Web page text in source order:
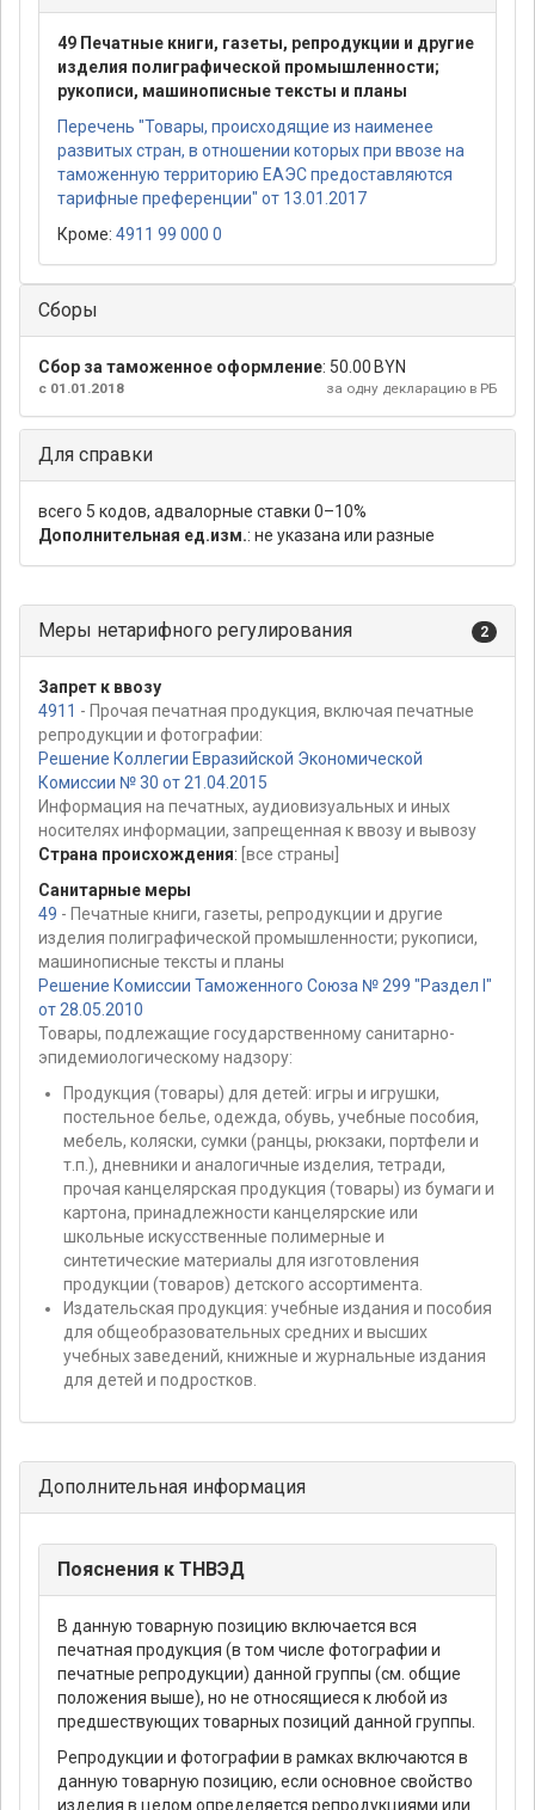
49 Печатные книги, газеты, репродукции и другие
изделия полиграфической промышленности;
рукописи, машинописные тексты и планы
Перечень "Товары, происходящие из наименее
развитых стран, в отношении которых при ввозе на
таможенную территорию ЕАЭС предоставляются
тарифные преференции" от 13.01.2017
Кроме: 4911 99 000 0
Сборы
Сбор за таможенное оформление: 50.00 BYN
за одну декларацию в РБ
с 01.01.2018
Для справки
всего 5 кодов, адвалорные ставки 0–10%
Дополнительная ед.изм.: не указана или разные
Меры нетарифного регулирования 2
Запрет к ввозу
4911 - Прочая печатная продукция, включая печатные
репродукции и фотографии:
Решение Коллегии Евразийской Экономической
Комиссии № 30 от 21.04.2015
Информация на печатных, аудиовизуальных и иных
носителях информации, запрещенная к ввозу и вывозу
Страна происхождения: [все страны]
Санитарные меры
49 - Печатные книги, газеты, репродукции и другие
изделия полиграфической промышленности; рукописи,
машинописные тексты и планы
Решение Комиссии Таможенного Союза № 299 "Раздел I"
от 28.05.2010
Товары, подлежащие государственному санитарно-
эпидемиологическому надзору:
Продукция (товары) для детей: игры и игрушки,
постельное белье, одежда, обувь, учебные пособия,
мебель, коляски, сумки (ранцы, рюкзаки, портфели и
т.п.), дневники и аналогичные изделия, тетради,
прочая канцелярская продукция (товары) из бумаги и
картона, принадлежности канцелярские или
школьные искусственные полимерные и
синтетические материалы для изготовления
продукции (товаров) детского ассортимента.
Издательская продукция: учебные издания и пособия
для общеобразовательных средних и высших
учебных заведений, книжные и журнальные издания
для детей и подростков.
Дополнительная информация
Пояснения к ТНВЭД
В данную товарную позицию включается вся
печатная продукция (в том числе фотографии и
печатные репродукции) данной группы (см. общие
положения выше), но не относящиеся к любой из
предшествующих товарных позиций данной группы.
Репродукции и фотографии в рамках включаются в
данную товарную позицию, если основное свойство
изделия в целом определяется репродукциями или